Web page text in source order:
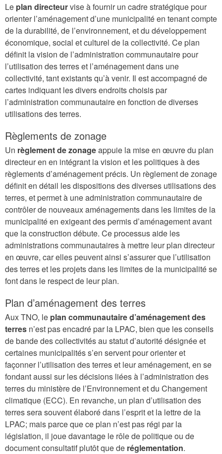
Le plan directeurvise à fournir un cadre stratégique pour
orienter l’aménagement d’une municipalité en tenant compte
de la durabilité, de l’environnement, et du développement
économique, social et culturel de la collectivité. Ce plan
définit la vision de l’administration communautaire pour
l’utilisation des terres et l’aménagement dans une
collectivité, tant existants qu’à venir. Il est accompagné de
cartes indiquant les divers endroits choisis par
l’administration communautaire en fonction de diverses
utilisations des terres.
Règlements de zonage
Un règlement de zonageappuie la mise en œuvre du plan
directeur en en intégrant la vision et les politiques à des
règlements d’aménagement précis. Un règlement de zonage
définit en détail les dispositions des diverses utilisations des
terres, et permet à une administration communautaire de
contrôler de nouveaux aménagements dans les limites de la
municipalité en exigeant des permis d’aménagement avant
que la construction débute. Ce processus aide les
administrations communautaires à mettre leur plan directeur
en œuvre, car elles peuvent ainsi s’assurer que l’utilisation
des terres et les projets dans les limites de la municipalité se
font dans le respect de leur plan.
Plan d’aménagement des terres
Aux TNO, le plan communautaire d’aménagement des
terres n’est pas encadré par la LPAC, bien que les conseils
de bande des collectivités au statut d’autorité désignée et
certaines municipalités s’en servent pour orienter et
façonner l’utilisation des terres et leur aménagement, en se
fondant aussi sur les décisions liées à l’administration des
terres du ministère de l’Environnement et du Changement
climatique (ECC). En revanche, un plan d’utilisation des
terres sera souvent élaboré dans l’esprit et la lettre de la
LPAC; mais parce que ce plan n’est pas régi par la
législation, il joue davantage le rôle de politique ou de
document consultatif plutôt que de réglementation.